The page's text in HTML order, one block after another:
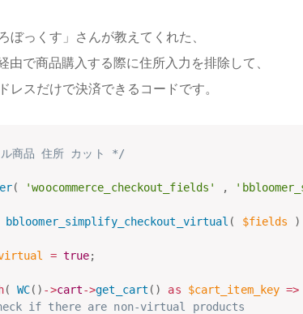
ぼっくす」さんが教えてくれた、
由で商品購入する際に住所入力を排除して、
レスだけで決済できるコードです。
商品 住所 カット */
( 'woocommerce_checkout_fields' ,
bbloomer_simplify_checkout_virtual ( $fields )
= true;
( WC( ) ->cart->get_cart ( ) as $cart_item_key =>
if there are non-virtual products